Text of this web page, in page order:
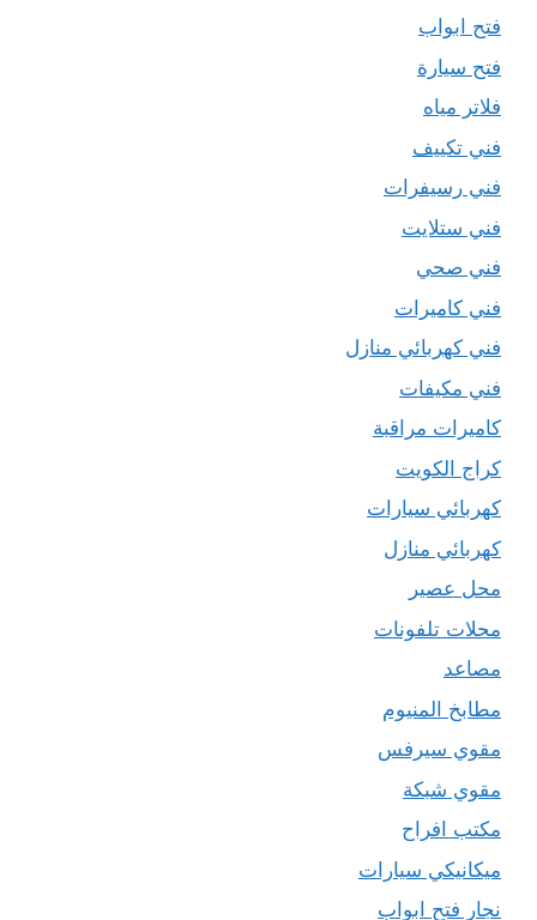
فتح ابواب
فتح سيارة
فلاتر مياه
فني تكييف
فني رسيفرات
فني ستلايت
فني صحي
فني كاميرات
فني كهربائي منازل
فني مكيفات
كاميرات مراقبة
كراج الكويت
كهربائي سيارات
كهربائي منازل
محل عصير
محلات تلفونات
مصاعد
مطابخ المنيوم
مقوي سيرفس
مقوي شبكة
مكتب افراح
ميكانيكي سيارات
نجار فتح ابواب